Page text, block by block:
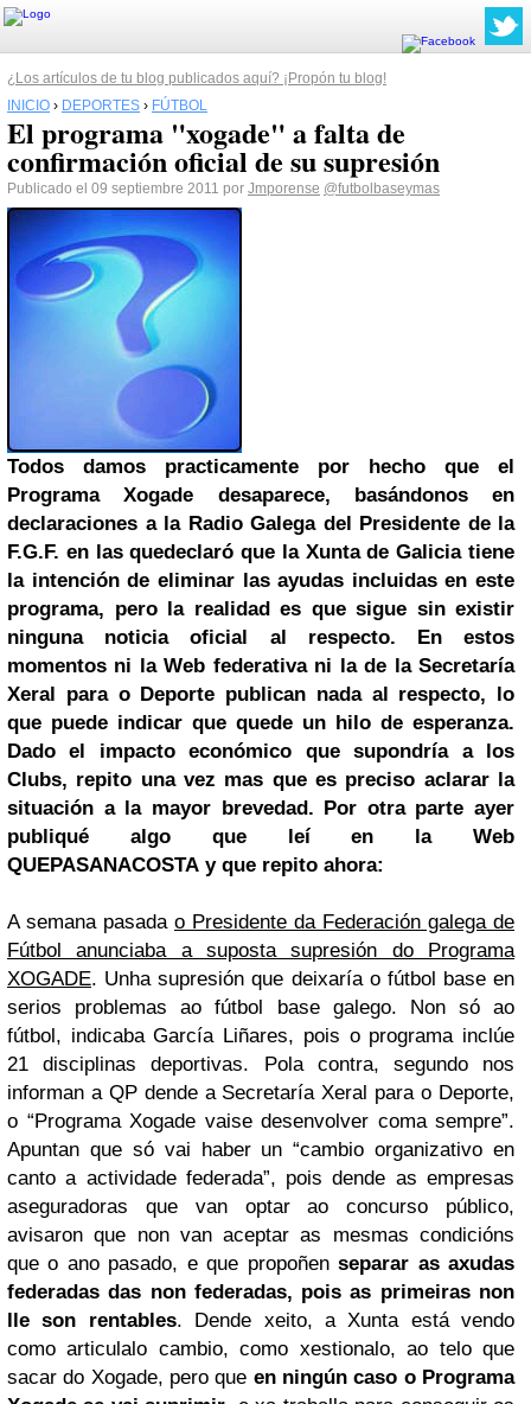
¿Los artículos de tu blog publicados aquí? ¡Propón tu blog!
INICIO › DEPORTES › FÚTBOL
El programa "xogade" a falta de
confirmación oficial de su supresión
Publicado el 09 septiembre 2011 por Jmporense @futbolbaseymas
Todos damos practicamente por hecho que el
Programa Xogade desaparece, basándonos en
declaraciones a la Radio Galega del Presidente de la
F.G.F. en las quedeclaró que la Xunta de Galicia tiene
la intención de eliminar las ayudas incluidas en este
programa, pero la realidad es que sigue sin existir
ninguna noticia oficial al respecto. En estos
momentos ni la Web federativa ni la de la Secretaría
Xeral para o Deporte publican nada al respecto, lo
que puede indicar que quede un hilo de esperanza.
Dado el impacto económico que supondría a los
Clubs, repito una vez mas que es preciso aclarar la
situación a la mayor brevedad. Por otra parte ayer
publiqué algo que leí en la Web
QUEPASANACOSTA y que repito ahora:
A semana pasada o Presidente da Federación galega de
Fútbol anunciaba a suposta supresión do Programa
XOGADE. Unha supresión que deixaría o fútbol base en
serios problemas ao fútbol base galego. Non só ao
fútbol, indicaba García Liñares, pois o programa inclúe
21 disciplinas deportivas. Pola contra, segundo nos
informan a QP dende a Secretaría Xeral para o Deporte,
o “Programa Xogade vaise desenvolver coma sempre”.
Apuntan que só vai haber un “cambio organizativo en
canto a actividade federada”, pois dende as empresas
aseguradoras que van optar ao concurso público,
avisaron que non van aceptar as mesmas condicións
que o ano pasado, e que propoñenseparar as axudas
federadas das non federadas, pois as primeiras non
lle son rentables. Dende xeito, a Xunta está vendo
como articulalo cambio, como xestionalo, ao telo que
sacar do Xogade, pero que en ningún caso o Programa